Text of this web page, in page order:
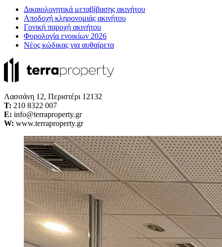
Δικαιολογητικά μεταβίβασης ακινήτου
Αποδοχή κληρονομιάς ακινήτου
Γονική παροχή ακινήτου
Φορολογία ενοικίων 2026
Νέος κώδικας για αυθαίρετα
Λασσάνη 12, Περιστέρι 12132
Τ: 210 8322 007
E: info@terraproperty.gr
W: www.terraproperty.gr